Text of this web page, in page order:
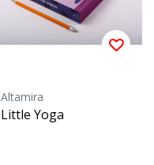
Altamira
Little Yoga